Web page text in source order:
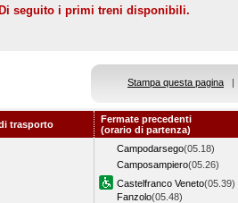
seguito i primi treni disponibili.
Stampa questa pagina |
trasporto
Fermate precedenti
(orario di partenza)
Campodarsego(05.18)
Camposampiero(05.26)
Castelfranco Veneto(05.39)
Fanzolo(05.48)